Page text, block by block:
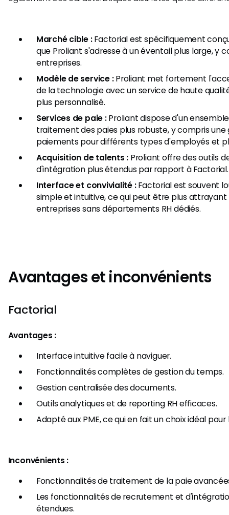
Marché cible :Factorial est spécifiquement
que Proliant s'adresse à un éventail plus large, y
entreprises.
Modèle de service :Proliant met fortement
de la technologie avec un service de haute
plus personnalisé.
Services de paie :Proliant dispose d'un
traitement des paies plus robuste, y compris
paiements pour différents types d'employés et
Acquisition de talents : Proliant offre des outils
d'intégration plus étendus par rapport à Factorial.
Interface et convivialité :Factorial est souvent
simple et intuitive, ce qui peut être plus
entreprises sans départements RH dédiés.
Avantages et inconvénients
Factorial
Avantages :
Interface intuitive facile à naviguer.
Fonctionnalités complètes de gestion du temps.
Gestion centralisée des documents.
Outils analytiques et de reporting RH efficaces.
Adapté aux PME, ce qui en fait un choix idéal
Inconvénients :
Fonctionnalités de traitement de la paie
Les fonctionnalités de recrutement et
étendues.